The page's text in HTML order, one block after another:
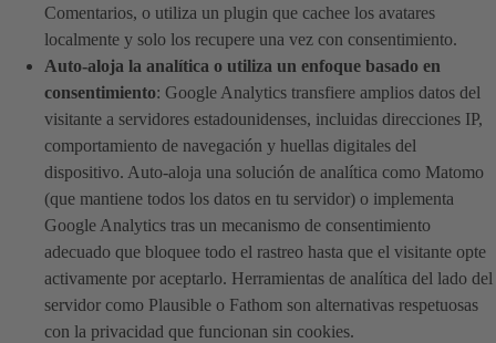
Comentarios, o utiliza un plugin que cachee los avatares
localmente y solo los recupere una vez con consentimiento.
Auto-aloja la analítica o utiliza un enfoque basado en
consentimiento: Google Analytics transfiere amplios datos del
visitante a servidores estadounidenses, incluidas direcciones IP,
comportamiento de navegación y huellas digitales del
dispositivo. Auto-aloja una solución de analítica como Matomo
(que mantiene todos los datos en tu servidor) o implementa
Google Analytics tras un mecanismo de consentimiento
adecuado que bloquee todo el rastreo hasta que el visitante opte
activamente por aceptarlo. Herramientas de analítica del lado del
servidor como Plausible o Fathom son alternativas respetuosas
con la privacidad que funcionan sin cookies.